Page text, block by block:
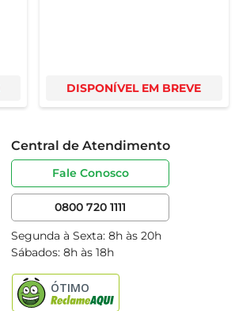
DISPONÍVEL EM BREVE
Central de Atendimento
Fale Conosco
0800 720 1111
Segunda à Sexta: 8h às 20h
Sábados: 8h às 18h